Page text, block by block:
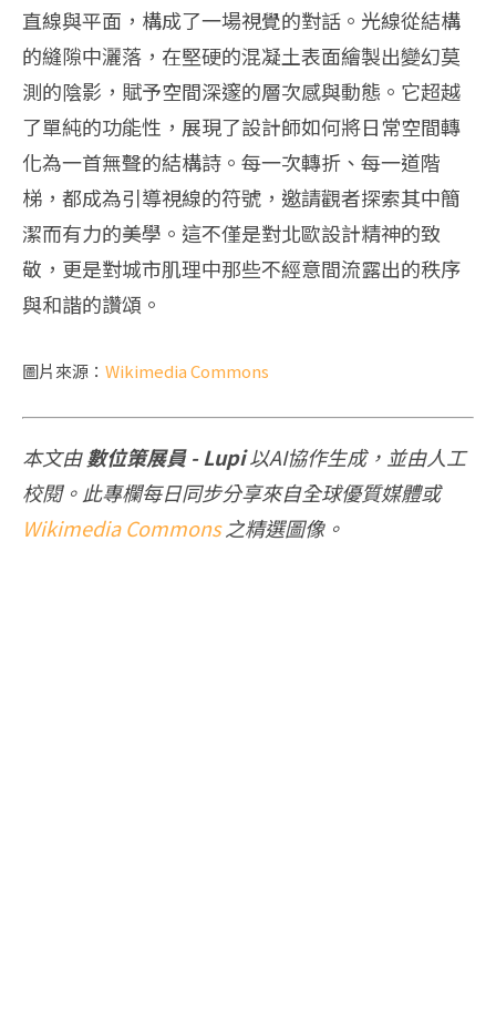
直線與平面，構成了一場視覺的對話。光線從結構
的縫隙中灑落，在堅硬的混凝土表面繪製出變幻莫
測的陰影，賦予空間深邃的層次感與動態。它超越
了單純的功能性，展現了設計師如何將日常空間轉
化為一首無聲的結構詩。每一次轉折、每一道階
梯，都成為引導視線的符號，邀請觀者探索其中簡
潔而有力的美學。這不僅是對北歐設計精神的致
敬，更是對城市肌理中那些不經意間流露出的秩序
與和諧的讚頌。
圖片來源： Wikimedia Commons
本文由數位策展員 - Lupi以AI協作生成，並由人工
校閱。此專欄每日同步分享來自全球優質媒體或
Wikimedia Commons之精選圖像。